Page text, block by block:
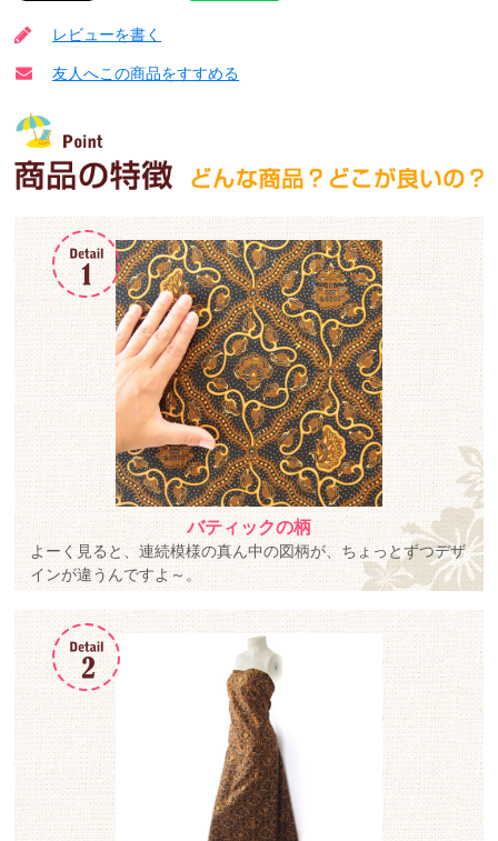
レビューを書く
友人へこの商品をすすめる
バティックの柄
よーく見ると、連続模様の真ん中の図柄が、ちょっとずつデザ
インが違うんですよ～。